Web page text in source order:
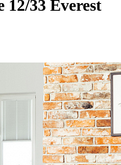
12/33 Everest